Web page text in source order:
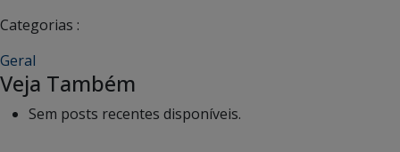
Categorias :
Geral
Veja Também
Sem posts recentes disponíveis.